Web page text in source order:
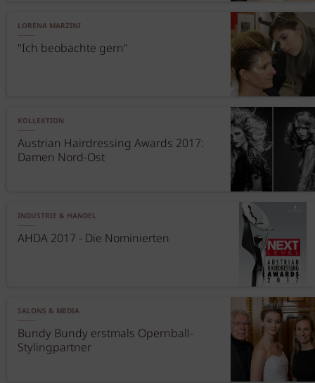
LORENA MARZINI
"Ich beobachte gern"
KOLLEKTION
Austrian Hairdressing Awards 2017:
Damen Nord-Ost
INDUSTRIE & HANDEL
AHDA 2017 - Die Nominierten
SALONS & MEDIA
Bundy Bundy erstmals Opernball-
Stylingpartner